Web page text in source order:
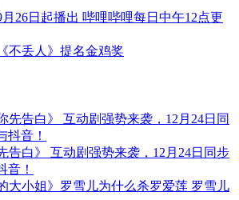
月26日起播出 哔哩哔哩每日中午12点更
不丢人》提名金鸡奖
告白》 互动剧强势来袭，12月24日同步
音！